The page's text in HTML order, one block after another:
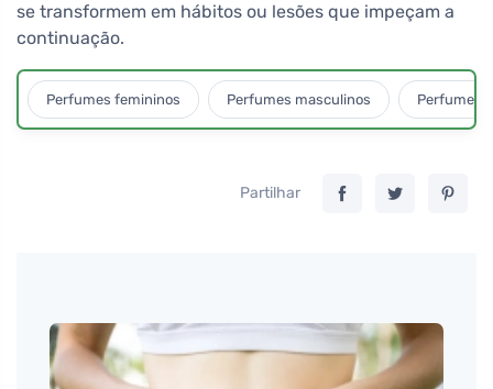
se transformem em hábitos ou lesões que impeçam a
continuação.
Perfumes femininos Perfumes masculinos Perfumes
Partilhar